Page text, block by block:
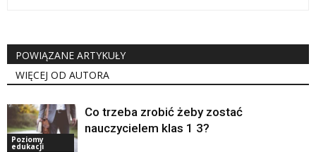
POWIĄZANE ARTYKUŁY
WIĘCEJ OD AUTORA
Poziomy
edukacji
Co trzeba zrobić żeby zostać
nauczycielem klas 1 3?